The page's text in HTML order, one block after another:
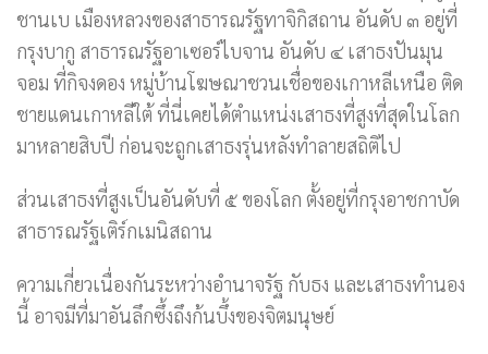
ชานเบ เมืองหลวงของสาธารณรัฐทาจิกิสถาน อันดับ ๓ อยู่ที่
กรุงบากู สาธารณรัฐอาเซอร์ไบจาน อันดับ ๔ เสาธงปันมุน
จอม ที่กิจงดอง หมู่บ้านโฆษณาชวนเชื่อของเกาหลีเหนือ ติด
ชายแดนเกาหลีใต้ ที่นี่เคยได้ตำแหน่งเสาธงที่สูงที่สุดในโลก
มาหลายสิบปี ก่อนจะถูกเสาธงรุ่นหลังทำลายสถิติไป
ส่วนเสาธงที่สูงเป็นอันดับที่ ๕ ของโลก ตั้งอยู่ที่กรุงอาชกาบัด
สาธารณรัฐเติร์กเมนิสถาน
ความเกี่ยวเนื่องกันระหว่างอำนาจรัฐ กับธง และเสาธงทำนอง
นี้ อาจมีที่มาอันลึกซึ้งถึงก้นบึ้งของจิตมนุษย์